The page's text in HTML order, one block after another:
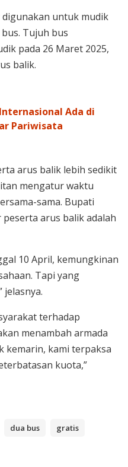
untuk mudik
Tujuh bus
pada 26 Maret 2025,
balik.
Ada di
Pariwisata
arus balik lebih sedikit
mengatur waktu
sama. Bupati
arus balik adalah
10 April, kemungkinan
Tapi yang
jelasnya.
terhadap
menambah armada
kemarin, kami terpaksa
kuota,”
dua bus gratis